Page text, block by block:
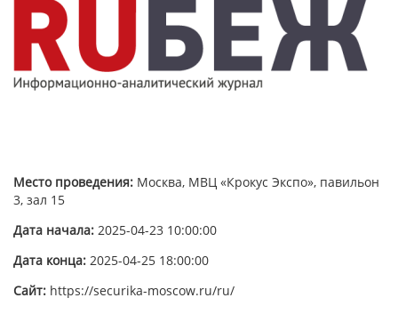
Место проведения: Москва, МВЦ «Крокус Экспо», павильон
3, зал 15
Дата начала: 2025-04-23 10:00:00
Дата конца: 2025-04-25 18:00:00
Сайт: https://securika-moscow.ru/ru/